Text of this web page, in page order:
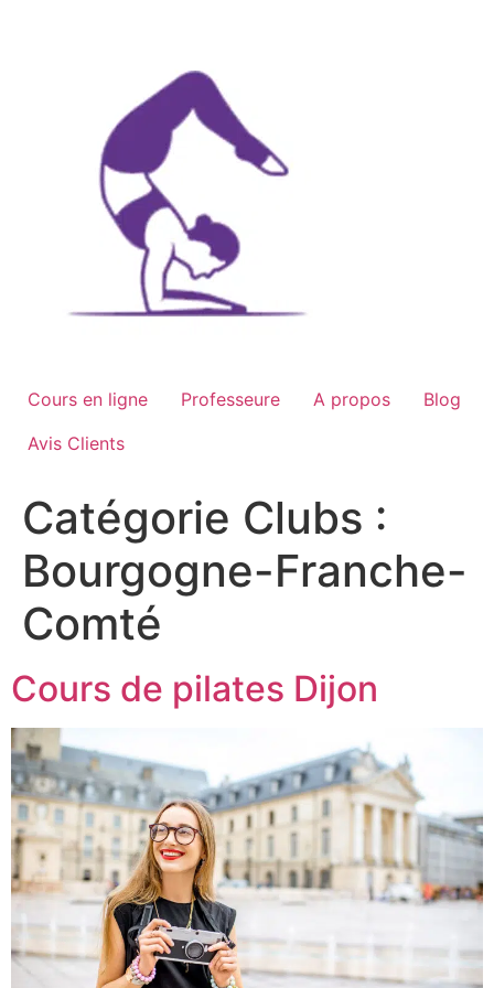
Cours en ligne Professeure A propos
Blog
Avis Clients
Catégorie Clubs :
Bourgogne-Franche-
Comté
Cours de pilates Dijon